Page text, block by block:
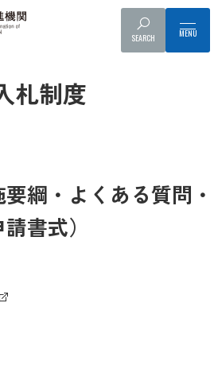
SEARCH
再生可能エネルギー関係の手続き 納付金・FIT
札制度
綱・よくある質問・
書式）